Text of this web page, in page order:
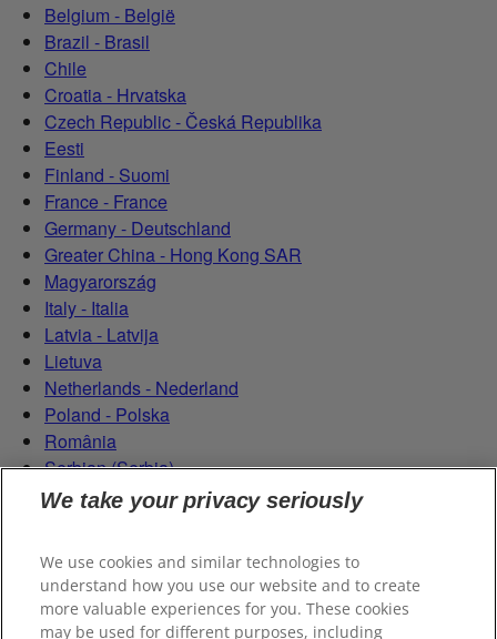
Belgium - België
Brazil - Brasil
Chile
Croatia - Hrvatska
Czech Republic - Česká Republika
Eesti
Finland - Suomi
France - France
Germany - Deutschland
Greater China - Hong Kong SAR
Magyarország
Italy - Italia
Latvia - Latvija
Lietuva
Netherlands - Nederland
Poland - Polska
România
Serbian (Serbia)
Slovensko
Switzerland (Suisse)
We take your privacy seriously
We use cookies and similar technologies to
understand how you use our website and to create
more valuable experiences for you. These cookies
may be used for different purposes, including